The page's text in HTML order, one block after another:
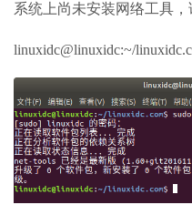
系统上尚未安装网络工具
linuxidc@linuxidc:~/